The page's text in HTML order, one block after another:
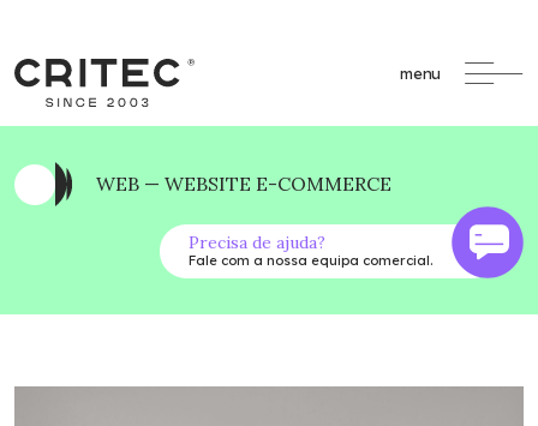
menu
WEB — WEBSITE E-COMMERCE
Precisa de ajuda?
Fale com a nossa equipa comercial.